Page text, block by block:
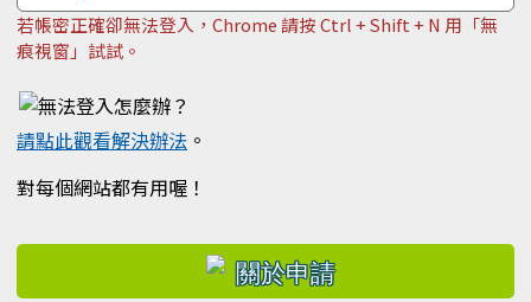
若帳密正確卻無法登入，Chrome 請按 Ctrl + Shift + N 用「無
痕視窗」試試。
請點此觀看解決辦法 。
對每個網站都有用喔！
右邊區域內容